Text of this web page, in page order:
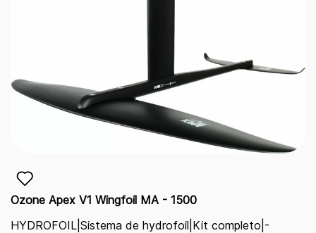
Ozone Apex V1 Wingfoil MA - 1500
HYDROFOIL|Sistema de hydrofoil|Kit completo|-